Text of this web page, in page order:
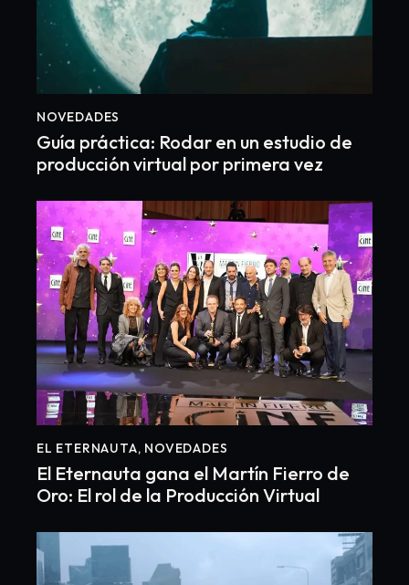
NOVEDADES
Guía práctica: Rodar en un estudio de
producción virtual por primera vez
EL ETERNAUTA, NOVEDADES
El Eternauta gana el Martín Fierro de
Oro: El rol de la Producción Virtual